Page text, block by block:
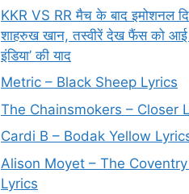
KKR VS RR मैच के बाद इमोशनल
शाहरुख खान, तस्वीरें देख फैंस को
इंडिया’ की याद
Metric – Black Sheep Lyrics
The Chainsmokers – Closer
Cardi B – Bodak Yellow
Alison Moyet – The
Lyrics